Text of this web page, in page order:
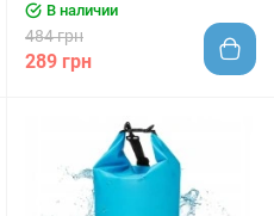
В наличии
484 грн
289 грн